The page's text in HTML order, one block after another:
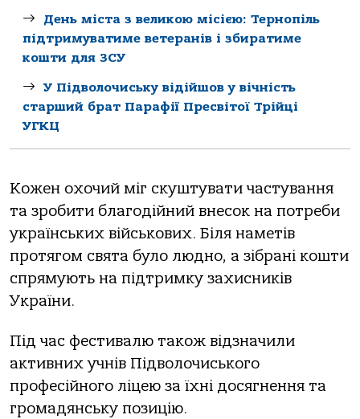
День міста з великою місією: Тернопіль
підтримуватиме ветеранів і збиратиме
кошти для ЗСУ
У Підволочиську відійшов у вічність
старший брат Парафії Пресвітої Трійці
УГКЦ
Кожен охочий міг скуштувати частування
та зробити благодійний внесок на потреби
українських військових. Біля наметів
протягом свята було людно, а зібрані кошти
спрямують на підтримку захисників
України.
Під час фестивалю також відзначили
активних учнів Підволочиського
професійного ліцею за їхні досягнення та
громадянську позицію.